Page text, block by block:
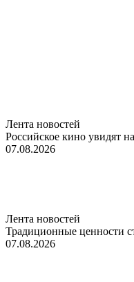
Лента новостей
Российское кино увидят
07.08.2026
Лента новостей
Традиционные ценности
07.08.2026